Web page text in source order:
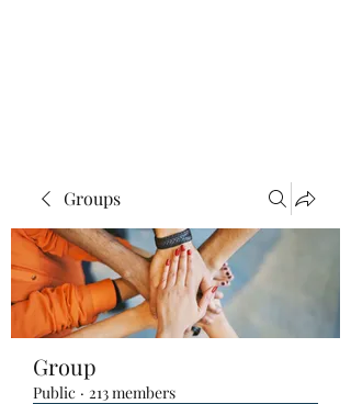
Groups
Group
Public · 213 members